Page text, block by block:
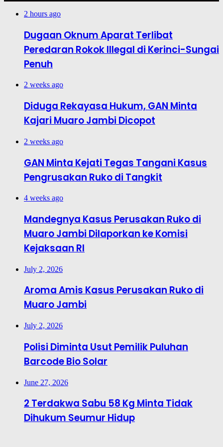
2 hours ago
Dugaan Oknum Aparat Terlibat
Peredaran Rokok Illegal di Kerinci-Sungai
Penuh
2 weeks ago
Diduga Rekayasa Hukum, GAN Minta
Kajari Muaro Jambi Dicopot
2 weeks ago
GAN Minta Kejati Tegas Tangani Kasus
Pengrusakan Ruko di Tangkit
4 weeks ago
Mandegnya Kasus Perusakan Ruko di
Muaro Jambi Dilaporkan ke Komisi
Kejaksaan RI
July 2, 2026
Aroma Amis Kasus Perusakan Ruko di
Muaro Jambi
July 2, 2026
Polisi Diminta Usut Pemilik Puluhan
Barcode Bio Solar
June 27, 2026
2 Terdakwa Sabu 58 Kg Minta Tidak
Dihukum Seumur Hidup